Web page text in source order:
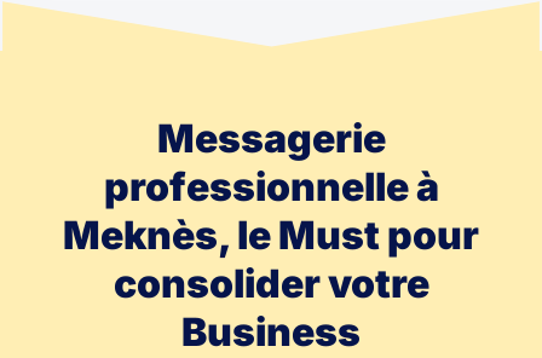
Messagerie
professionnelle à
Meknès, le Must pour
consolider votre
Business